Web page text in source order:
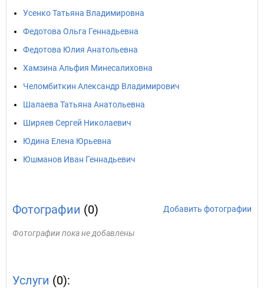
Усенко Татьяна Владимировна
Федотова Ольга Геннадьевна
Федотова Юлия Анатольевна
Хамзина Альфия Минеcалиховна
Челомбиткин Александр Владимирович
Шалаева Татьяна Анатольевна
Ширяев Сергей Николаевич
Юдина Елена Юрьевна
Юшманов Иван Геннадьевич
Фотографии (0) Добавить фотографии
Фотографии пока не добавлены
Услуги (0):